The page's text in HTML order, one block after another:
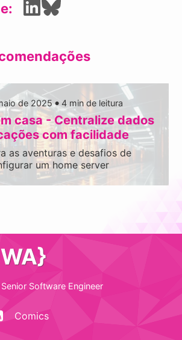
de 2025 ● 4 min de leitura
casa - Centralize dados
com facilidade
as aventuras e desafios de
um home server
Senior Software Engineer
Comics